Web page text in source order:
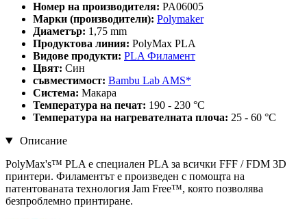
Номер на производителя: PA06005
Марки (производители): Polymaker
Диаметър: 1,75 mm
Продуктова линия: PolyMax PLA
Видове продукти: PLA Филамент
Цвят: Син
съвместимост: Bambu Lab AMS*
Система: Макара
Температура на печат: 190 - 230 °C
Температура на нагревателната плоча: 25 - 60 °C
Описание
PolyMax's™ PLA е специален PLA за всички FFF / FDM 3D
принтери. Филаментът е произведен с помощта на
патентованата технология Jam Free™, която позволява
безпроблемно принтиране.